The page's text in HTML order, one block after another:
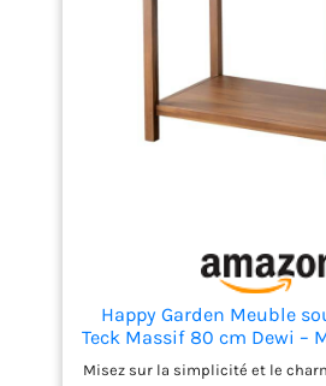
AVANT TOUT : Ce meuble de
est équipé d'un système anti-
au mur, garantissant une
stable dans votre salle de bain.
L'ARMOIRE DE SALLE DE BAIN :
32,9l x 29,9P x 120H cm ; -
recommandée : 20 kg (total), 5
Montage nécessaire pour une
Happy Garden Meuble
Teck Massif 80 cm Dewi –
Bain Robuste et Naturel,
Misez sur la simplicité et le